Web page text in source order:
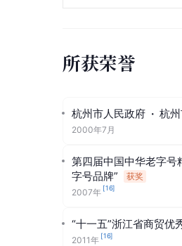
所获荣誉
杭州市人民政府 · 杭
2000年7月
第四届中国中华老字号
字号品牌”
获奖
2007年 [16]
“十一五”浙江省商贸优
2011年 [16]